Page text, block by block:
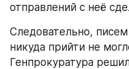
отправлений с неё
Следовательно,
никуда прийти не
Генпрокуратура